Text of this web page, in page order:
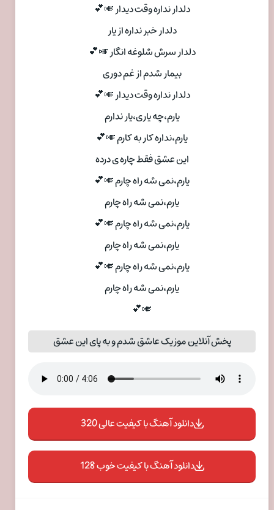
دلدار نداره وقت دیدار 🎺💕
دلدار خبر نداره از یار
دلدار سرش شلوغه انگار 🎺💕
بیمار شدم از غم دوری
دلدار نداره وقت دیدار 🎺💕
یارم،چه یاری،یار ندارم
یارم،نداره کار به کارم 🎺💕
این عشق فقط چاره ی درده
یارم،نمی شه راه چارم 🎺💕
یارم،نمی شه راه چارم
یارم،نمی شه راه چارم 🎺💕
یارم،نمی شه راه چارم
یارم،نمی شه راه چارم 🎺💕
یارم،نمی شه راه چارم
🎺💕
پخش آنلاین موزیک عاشق شدم و به پای این عشق
دانلود آهنگ با کیفیت عالی 320
دانلود آهنگ با کیفیت خوب 128